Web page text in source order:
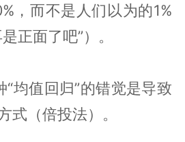
，而不是人们以为的1%
正面了吧”）。
“均值回归”的错觉是导致
式（倍投法）。